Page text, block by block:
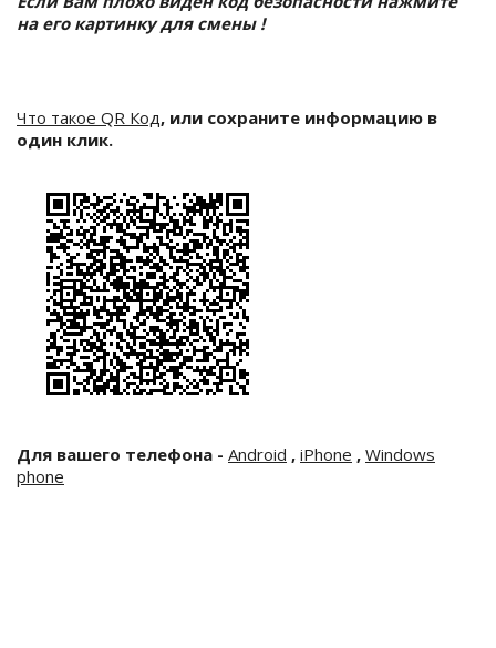
на его картинку для смены !
Что такое QR Код, или сохраните информацию в
один клик.
Для вашего телефона - Android , iPhone , Windows
phone